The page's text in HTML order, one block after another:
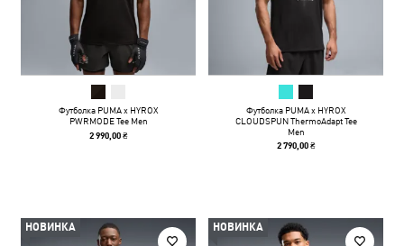
Футболка PUMA x HYROX
PWRMODE Tee Men
2 990,00 ₴
Футболка PUMA x HYROX
CLOUDSPUN ThermoAdapt Tee
Men
2 790,00 ₴
НОВИНКА НОВИНКА